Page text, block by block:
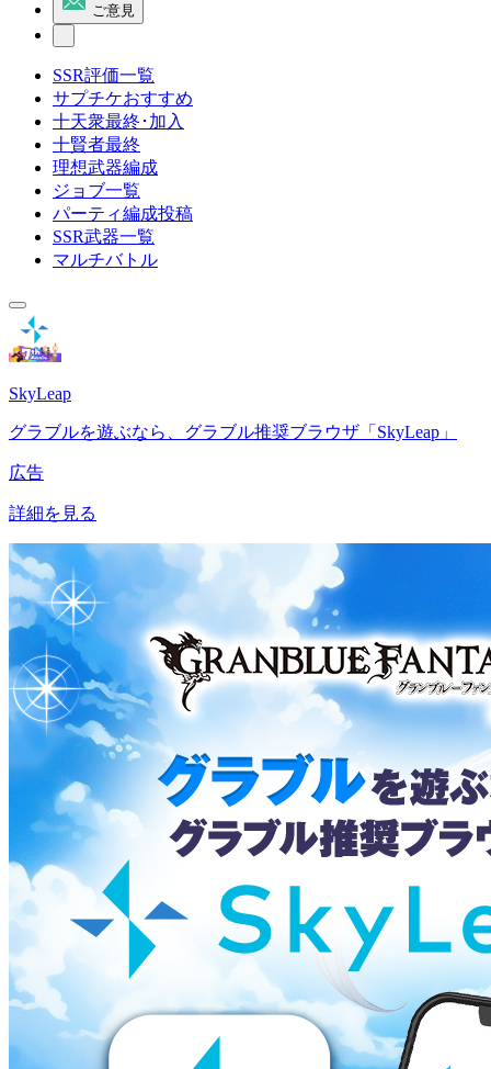
ご意見
SSR評価一覧
サプチケおすすめ
十天衆最終･加入
十賢者最終
理想武器編成
ジョブ一覧
パーティ編成投稿
SSR武器一覧
マルチバトル
SkyLeap
グラブルを遊ぶなら、グラブル推奨ブラウザ「SkyLeap」
広告
詳細を見る